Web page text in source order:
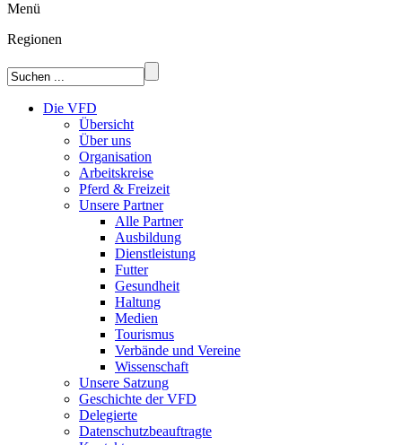
Menü
Regionen
Die VFD
Übersicht
Über uns
Organisation
Arbeitskreise
Pferd & Freizeit
Unsere Partner
Alle Partner
Ausbildung
Dienstleistung
Futter
Gesundheit
Haltung
Medien
Tourismus
Verbände und Vereine
Wissenschaft
Unsere Satzung
Geschichte der VFD
Delegierte
Datenschutzbeauftragte